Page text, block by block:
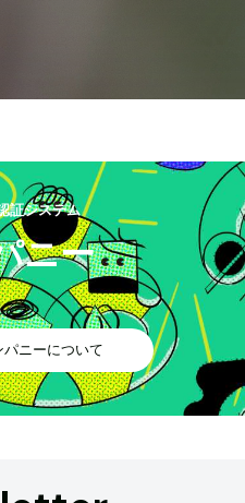
証システム
ニー
ニーについて